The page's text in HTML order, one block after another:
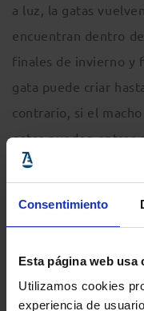
Consentimiento
Esta página web usa
Utilizamos cookies
experiencia de
a luz, la gatas
encuentran dentro
finales de invierno y
gata puede criar
contrario, si el
gatas pueden entrar
que alcanza los 45
(en hembras) y
asilvestrados. Estos